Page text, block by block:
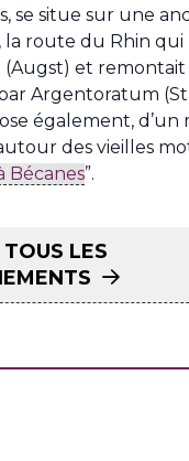
se situe sur une
la route du Rhin qui
et remontait
Argentoratum
également, d’un
des vieilles
Bécanes”.
LES